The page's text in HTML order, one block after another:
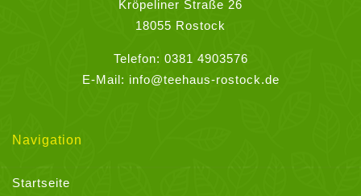
werden
Kröpeliner Straße 26
18055 Rostock
Telefon: 0381 4903576
E-Mail: info@teehaus-rostock.de
Navigation
Startseite